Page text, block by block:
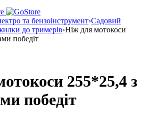
та бензоінструмент›Садовий
до тримерів›Ніж для мотокоси
победіт
255*25,4 з
победіт